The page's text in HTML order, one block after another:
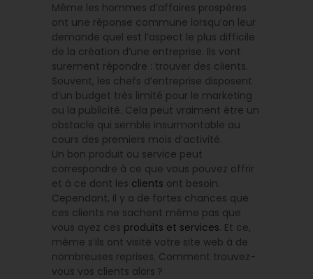
Même les hommes d’affaires prospères
ont une réponse commune lorsqu’on leur
demande quel est l’aspect le plus difficile
de la création d’une entreprise. Ils vont
surement répondre : trouver des clients.
Souvent, les chefs d’entreprise disposent
d’un budget très limité pour le marketing
ou la publicité. Cela peut vraiment être un
obstacle qui semble insurmontable au
cours des premiers mois d’activité.
Un bon produit ou service peut
correspondre à ce que vous pouvez offrir
et à ce dont les clients ont besoin.
Cependant, il y a de fortes chances que
ces clients ne sachent même pas que
vous ayez ces produits et services. Et ce,
même s’ils ont visité votre site web à de
nombreuses reprises. Comment trouvez-
vous vos clients alors ?